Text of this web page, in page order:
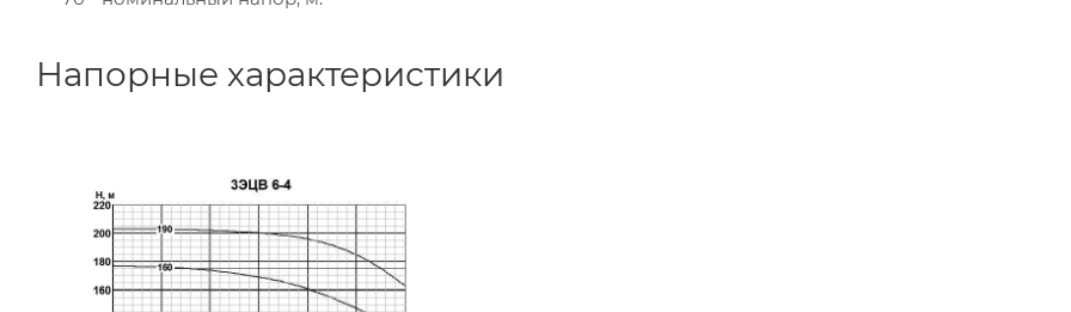
Напорные характеристики